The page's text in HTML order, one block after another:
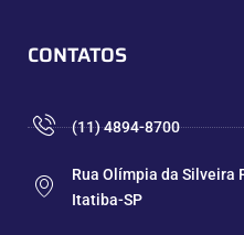
CONTATOS
(11) 4894-8700
Rua Olímpia da Silveira
Itatiba-SP